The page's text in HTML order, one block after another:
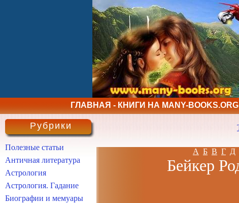
ГЛАВНАЯ - КНИГИ НА MANY-BOOKS.ORG
А Б В Г Д
Бейкеp
Рубрики
Полезные статьи
Античная литература
Астрология
Астрология. Гадание
Биографии и мемуары